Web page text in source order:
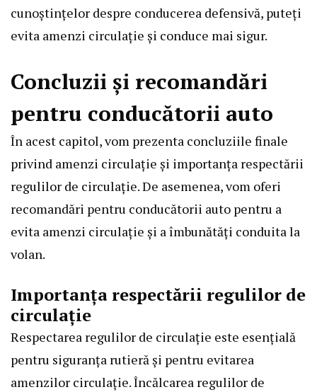
cunoștințelor despre conducerea defensivă, puteți
evita amenzi circulație și conduce mai sigur.
Concluzii și recomandări
pentru conducătorii auto
În acest capitol, vom prezenta concluziile finale
privind amenzi circulație și importanța respectării
regulilor de circulație. De asemenea, vom oferi
recomandări pentru conducătorii auto pentru a
evita amenzi circulație și a îmbunătăți conduita la
volan.
Importanța respectării regulilor de
circulație
Respectarea regulilor de circulație este esențială
pentru siguranța rutieră și pentru evitarea
amenzilor circulație. Încălcarea regulilor de